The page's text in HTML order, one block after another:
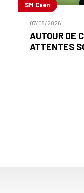
SM Caen
07/08/2026
AUTOUR DE
ATTENTES